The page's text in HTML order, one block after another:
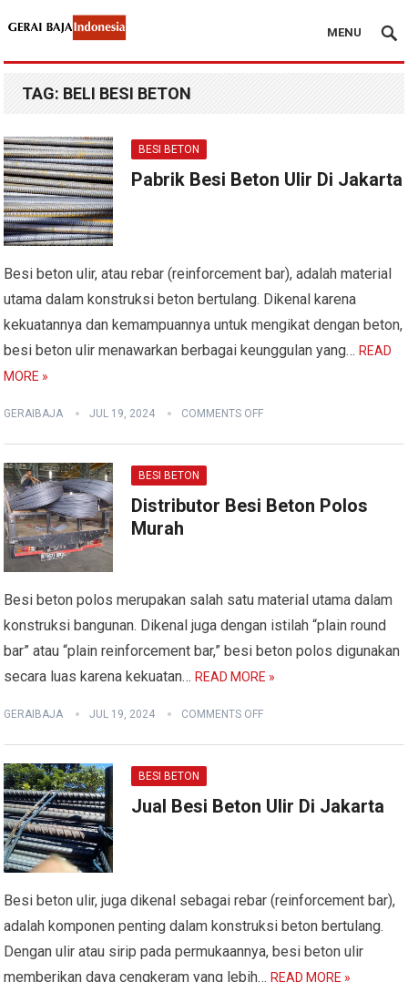
MENU
TAG: BELI BESI BETON
BESI BETON
Pabrik Besi Beton Ulir Di Jakarta
Besi beton ulir, atau rebar (reinforcement bar), adalah material
utama dalam konstruksi beton bertulang. Dikenal karena
kekuatannya dan kemampuannya untuk mengikat dengan beton,
besi beton ulir menawarkan berbagai keunggulan yang…READ
MORE »
GERAIBAJA JUL 19, 2024 COMMENTS OFF
BESI BETON
Distributor Besi Beton Polos
Murah
Besi beton polos merupakan salah satu material utama dalam
konstruksi bangunan. Dikenal juga dengan istilah “plain round
bar” atau “plain reinforcement bar,” besi beton polos digunakan
secara luas karena kekuatan…READ MORE »
GERAIBAJA JUL 19, 2024 COMMENTS OFF
BESI BETON
Jual Besi Beton Ulir Di Jakarta
Besi beton ulir, juga dikenal sebagai rebar (reinforcement bar),
adalah komponen penting dalam konstruksi beton bertulang.
Dengan ulir atau sirip pada permukaannya, besi beton ulir
memberikan daya cengkeram yang lebih…READ MORE »